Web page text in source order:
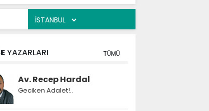
YAZARLARI TÜMÜ
Av. Recep Hardal
Geciken Adalet!..